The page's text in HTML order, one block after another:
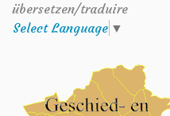
übersetzen/traduire
Select Language ▼